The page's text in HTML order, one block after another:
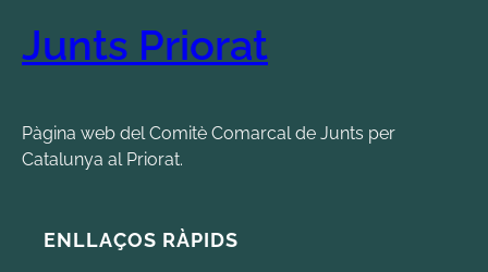
Junts Priorat
Pàgina web del Comitè Comarcal de Junts per
Catalunya al Priorat.
ENLLAÇOS RÀPIDS